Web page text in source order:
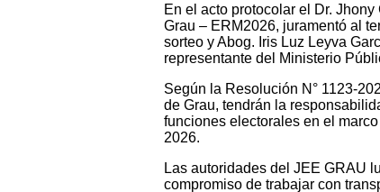
En el acto protocolar el Dr.
Grau – ERM2026, juramentó al
sorteo y Abog. Iris Luz Leyva
representante del Ministerio
Según la Resolución N° 1123-
de Grau, tendrán la
funciones electorales en el
2026.
Las autoridades del JEE GRAU
compromiso de trabajar con